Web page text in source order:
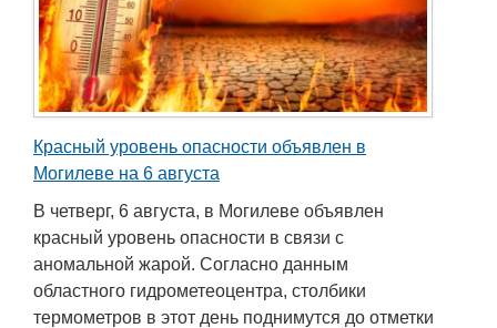
Красный уровень опасности объявлен в
Могилеве на 6 августа
В четверг, 6 августа, в Могилеве объявлен
красный уровень опасности в связи с
аномальной жарой. Согласно данным
областного гидрометеоцентра, столбики
термометров в этот день поднимутся до отметки